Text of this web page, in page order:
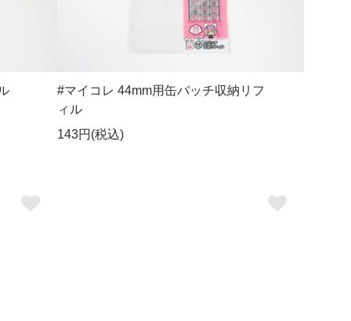
#マイコレ 44mm用缶バッチ収納リフ
ィル
143円(税込)